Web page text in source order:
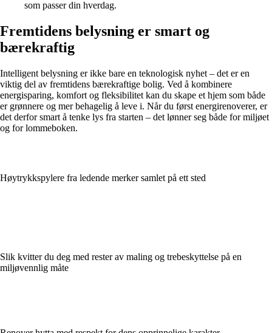
som passer din hverdag.
Fremtidens belysning er smart og
bærekraftig
Intelligent belysning er ikke bare en teknologisk nyhet – det er en
viktig del av fremtidens bærekraftige bolig. Ved å kombinere
energisparing, komfort og fleksibilitet kan du skape et hjem som både
er grønnere og mer behagelig å leve i. Når du først energirenoverer, er
det derfor smart å tenke lys fra starten – det lønner seg både for miljøet
og for lommeboken.
Høytrykkspylere fra ledende merker samlet på ett sted
Slik kvitter du deg med rester av maling og trebeskyttelse på en
miljøvennlig måte